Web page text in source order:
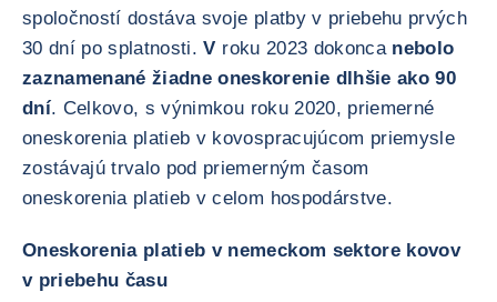
spoločností dostáva svoje platby v priebehu prvých
30 dní po splatnosti.V roku 2023 dokonca nebolo
zaznamenané žiadne oneskorenie dlhšie ako 90
dní. Celkovo, s výnimkou roku 2020, priemerné
oneskorenia platieb v kovospracujúcom priemysle
zostávajú trvalo pod priemerným časom
oneskorenia platieb v celom hospodárstve.
Oneskorenia platieb v nemeckom sektore kovov
v priebehu času